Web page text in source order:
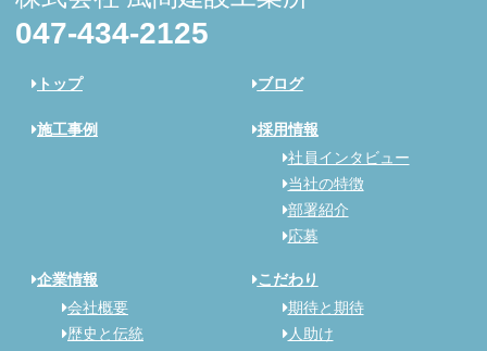
047-434-2125
トップ ブログ
施工事例
採用情報
社員インタビュー
当社の特徴
部署紹介
応募
企業情報
会社概要
歴史と伝統
こだわり
期待と期待
人助け